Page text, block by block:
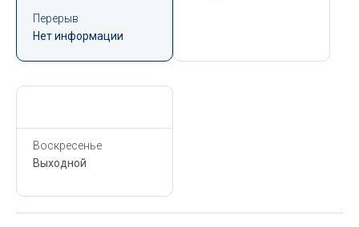
Перерыв
Нет информации
Воскресенье
Выходной